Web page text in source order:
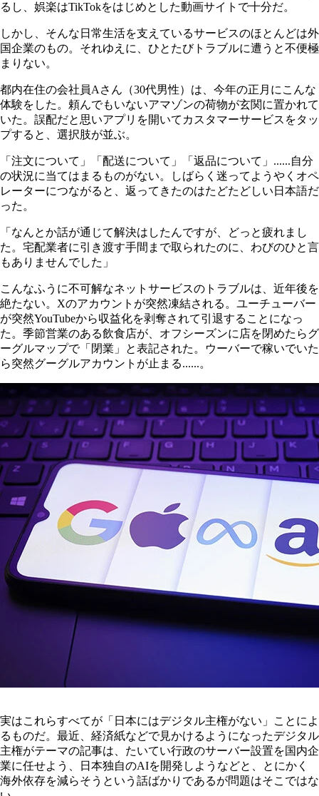
るし、娯楽はTikTokをはじめとした動画サイトで十分だ。
しかし、そんな日常生活を支えているサービスのほとんどは外
国企業のもの。それゆえに、ひとたびトラブルに遭うと不便極
まりない。
都内在住の会社員Aさん（30代男性）は、今年の正月にこんな
体験をした。頼んでもいないアマゾンの荷物が玄関に置かれて
いた。誤配だと思いアプリを開いてカスタマーサービスをタッ
プすると、選択肢が並ぶ。
「注文について」「配送について」「返品について」......自分
の状況に当てはまるものがない。しばらく迷ってようやくオペ
レーターにつながると、返ってきたのはたどたどしい日本語だ
った。
「なんとか話が通じて解決はしたんですが、どっと疲れまし
た。宅配業者に引き渡す手間まで取られたのに、わびのひと言
もありませんでした」
こんなふうに不可解なネットサービスのトラブルは、近年後を
絶たない。Xのアカウントが突然凍結される。ユーチューバー
が突然YouTubeから収益化を剥奪されて引退することになっ
た。季節営業のある飲食店が、オフシーズンに店を閉めたらグ
ーグルマップで「閉業」と表記された。ウーバーで稼いでいた
ら突然グーグルアカウントが止まる......。
実はこれらすべてが「日本にはデジタル主権がない」ことによ
るものだ。最近、経済紙などで見かけるようになったデジタル
主権がテーマの記事は、たいてい行政のサーバー設置を国内企
業に任せよう、日本独自のAIを開発しようなどと、とにかく
海外依存を減らそうという話ばかりであるが問題はそこではな